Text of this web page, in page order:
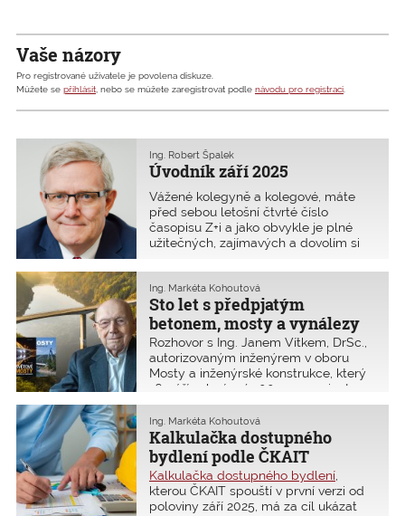
Vaše názory
Pro registrované uživatele je povolena diskuze.
Můžete se přihlásit, nebo se můžete zaregistrovat podle návodu pro registraci.
Úvodník září 2025
Ing. Robert Špalek
Vážené kolegyně a kolegové, máte
před sebou letošní čtvrté číslo
časopisu Z+i a jako obvykle je plné
užitečných, zajímavých a dovolím si
K těm zajímavým bezesporu patří
oblast, která se týká modulární
výstavby. Je to trend, kte
Sto let s předpjatým
betonem, mosty a vynálezy
Ing. Markéta Kohoutová
Rozhovor s Ing. Janem Vítkem, DrSc.,
autorizovaným inženýrem v oboru
Mosty a inženýrské konstrukce, který
16. září oslaví své 100. narozeniny!
Celý svůj profesní život věnoval
navrhování staveb z předpjatého
betonu a zavádění nových stavebních
technologií. Díky jeho novým
nápadům se staví i současné mosty.
I když již skončil odbornou činnost,
o stavebnictví se stále zajímá.
V devadesáti letech začal psát
Kalkulačka dostupného
bydlení podle ČKAIT
Ing. Markéta Kohoutová
Kalkulačka dostupného bydlení
kterou ČKAIT spouští v první verzi od
poloviny září 2025, má za cíl ukázat